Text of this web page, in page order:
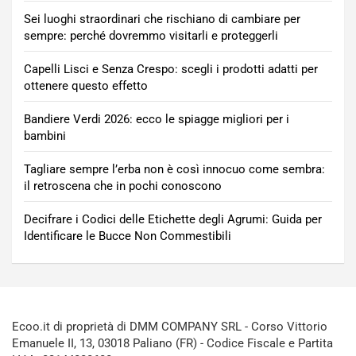
Sei luoghi straordinari che rischiano di cambiare per
sempre: perché dovremmo visitarli e proteggerli
Capelli Lisci e Senza Crespo: scegli i prodotti adatti per
ottenere questo effetto
Bandiere Verdi 2026: ecco le spiagge migliori per i
bambini
Tagliare sempre l’erba non è così innocuo come sembra:
il retroscena che in pochi conoscono
Decifrare i Codici delle Etichette degli Agrumi: Guida per
Identificare le Bucce Non Commestibili
Ecoo.it di proprietà di DMM COMPANY SRL - Corso Vittorio
Emanuele II, 13, 03018 Paliano (FR) - Codice Fiscale e Partita